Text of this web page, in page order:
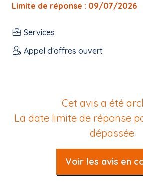
Limite de réponse : 09/07/2026
Services
Appel d'offres ouvert
Cet avis a été
La date limite de réponse
dépassée
Voir les avis en